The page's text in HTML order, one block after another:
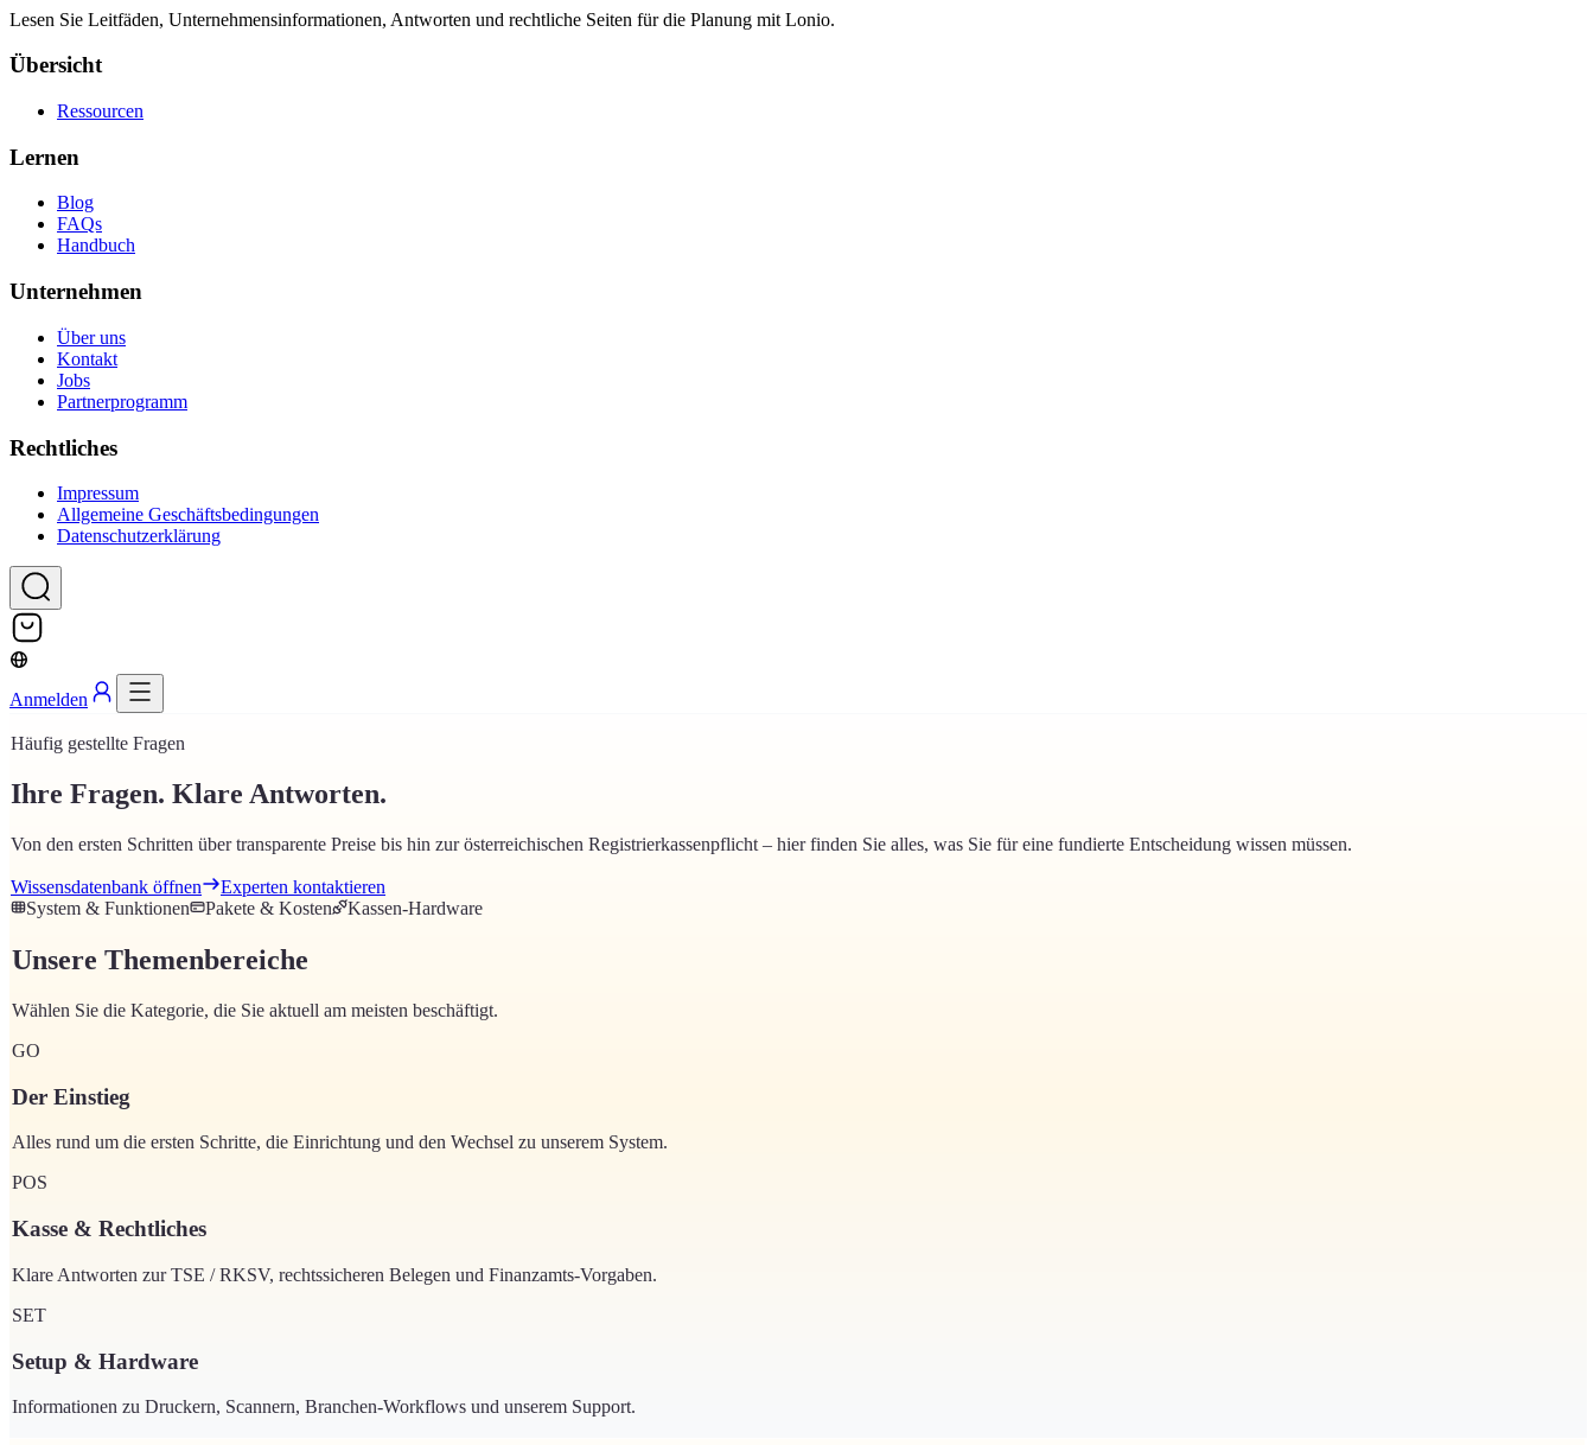
Lesen Sie Leitfäden, Unternehmensinformationen, Antworten und rechtliche Seiten für die Planung mit Lonio.
Übersicht
Ressourcen
Lernen
Blog
FAQs
Handbuch
Unternehmen
Über uns
Kontakt
Jobs
Partnerprogramm
Rechtliches
Impressum
Allgemeine Geschäftsbedingungen
Datenschutzerklärung
Anmelden
Häufig gestellte Fragen
Ihre Fragen. Klare Antworten.
Von den ersten Schritten über transparente Preise bis hin zur österreichischen Registrierkassenpflicht – hier finden Sie alles, was Sie für eine fundierte Entscheidung wissen müssen.
Wissensdatenbank öffnen
Experten kontaktieren
System & Funktionen
Pakete & Kosten Kassen-Hardware
Unsere Themenbereiche
Wählen Sie die Kategorie, die Sie aktuell am meisten beschäftigt.
GO
Der Einstieg
Alles rund um die ersten Schritte, die Einrichtung und den Wechsel zu unserem System.
POS
Kasse & Rechtliches
Klare Antworten zur TSE / RKSV, rechtssicheren Belegen und Finanzamts-Vorgaben.
SET
Setup & Hardware
Informationen zu Druckern, Scannern, Branchen-Workflows und unserem Support.